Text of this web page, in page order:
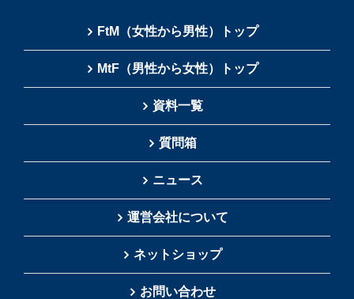
FtM（女性から男性）トップ
MtF（男性から女性）トップ
資料一覧
質問箱
ニュース
運営会社について
ネットショップ
お問い合わせ